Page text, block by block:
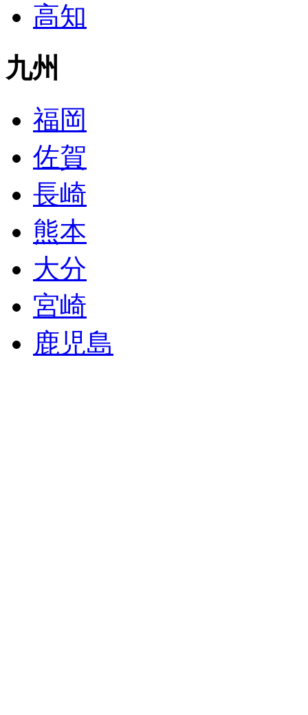
高知
九州
福岡
佐賀
長崎
熊本
大分
宮崎
鹿児島